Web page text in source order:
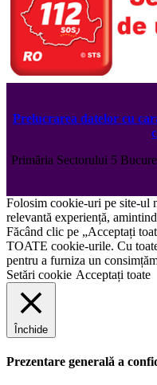
Prelucrarea datelor cu
Primăria Sectorului 5
Folosim cookie-uri pe site-ul
relevantă experiență,
Făcând clic pe „Acceptați
TOATE cookie-urile. Cu
pentru a furniza un
Setări cookie Acceptați toate
Închide
Prezentare generală a